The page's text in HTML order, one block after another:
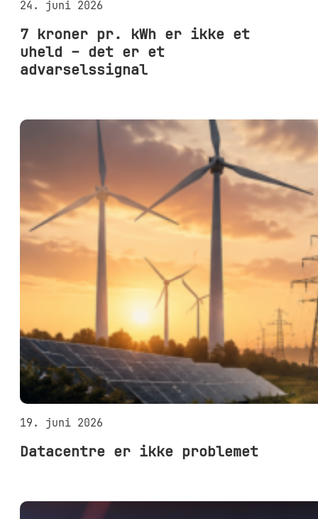
24. juni 2026
7 kroner pr. kWh er ikke et
uheld – det er et
advarselssignal
19. juni 2026
Datacentre er ikke problemet